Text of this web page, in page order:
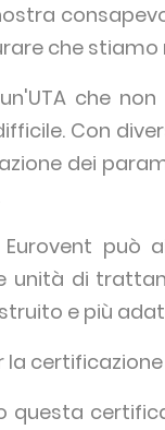
che
che
Con
dei
Eurovent può
unità di
e più
la
questa